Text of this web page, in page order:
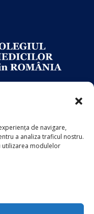
de navigare,
a analiza traficul nostru.
utilizarea modulelor
00